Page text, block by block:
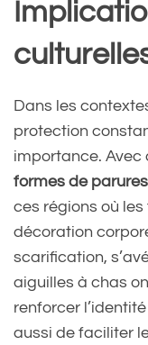
Dans les
protection
importance. Avec
formes de parures
ces régions où
décoration
scarification,
aiguilles à chas
renforcer
aussi de faciliter